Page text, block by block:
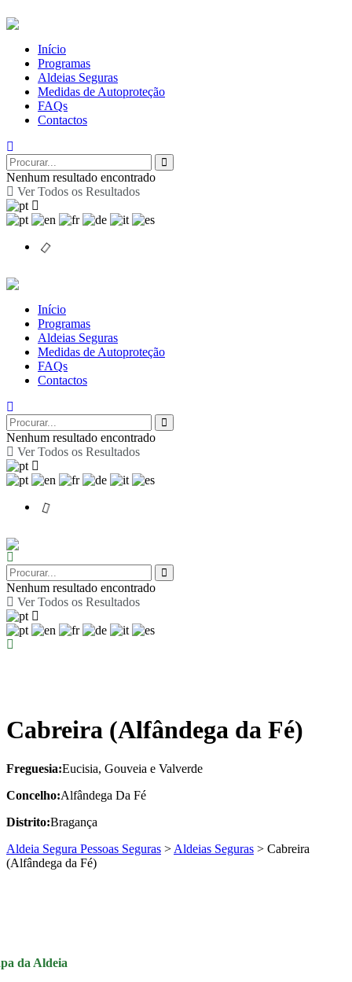
Início
Programas
Aldeias Seguras
Medidas de Autoproteção
FAQs
Contactos
Nenhum resultado encontrado
Ver Todos os Resultados
Início
Programas
Aldeias Seguras
Medidas de Autoproteção
FAQs
Contactos
Nenhum resultado encontrado
Ver Todos os Resultados
Nenhum resultado encontrado
Ver Todos os Resultados
Cabreira (Alfândega da Fé)
Freguesia:Eucisia, Gouveia e Valverde
Concelho:Alfândega Da Fé
Distrito:Bragança
Aldeia Segura Pessoas Seguras > Aldeias Seguras > Cabreira
(Alfândega da Fé)
da Aldeia